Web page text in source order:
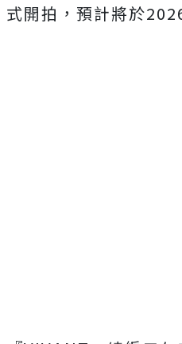
式開拍，預計將於